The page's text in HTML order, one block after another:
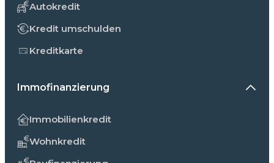
Autokredit
Kredit umschulden
Kreditkarte
Immofinanzierung
Immobilienkredit
Wohnkredit